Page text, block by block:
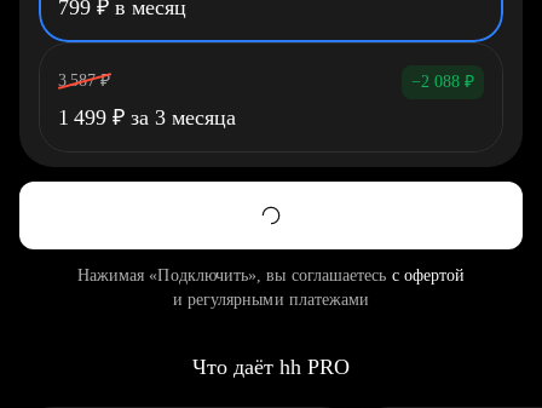
799 ₽ в месяц
3 587 ₽ −2 088 ₽
1 499 ₽ за 3 месяца
Нажимая «Подключить», вы соглашаетесь с офертой
и регулярными платежами
Что даёт hh PRO